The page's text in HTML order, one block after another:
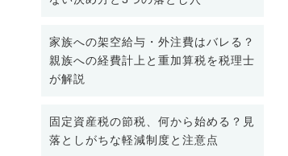
家族への架空給与・外注費はバレる？
親族への経費計上と重加算税を税理士
が解説
固定資産税の節税、何から始める？見
落としがちな軽減制度と注意点